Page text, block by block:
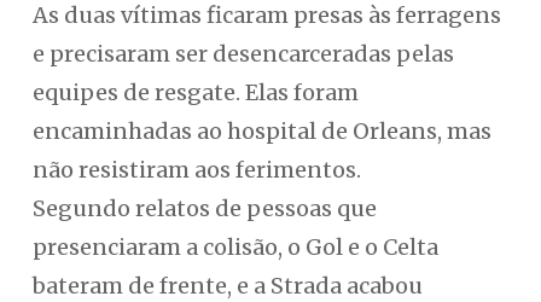
As duas vítimas ficaram presas às ferragens
e precisaram ser desencarceradas pelas
equipes de resgate. Elas foram
encaminhadas ao hospital de Orleans, mas
não resistiram aos ferimentos.
Segundo relatos de pessoas que
presenciaram a colisão, o Gol e o Celta
bateram de frente, e a Strada acabou